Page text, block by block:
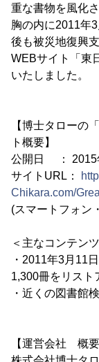
重な書物を風化
胸の内に2011年
後も被災地復興
WEBサイト「東
いたしました。
【博士タローの
ト概要】
公開日 ： 2015
サイトURL：
Chikara.com/
(スマートフォン
＜主なコンテン
・2011年3月11
1,300冊をリスト
・近くの図書館
【運営会社 概要